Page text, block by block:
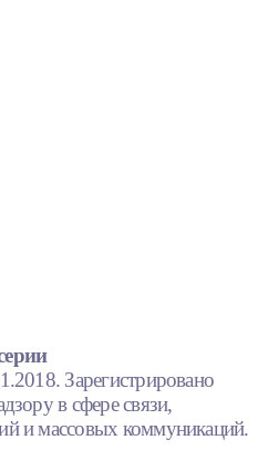
Зарегистрировано
в сфере связи,
и массовых коммуникаций.